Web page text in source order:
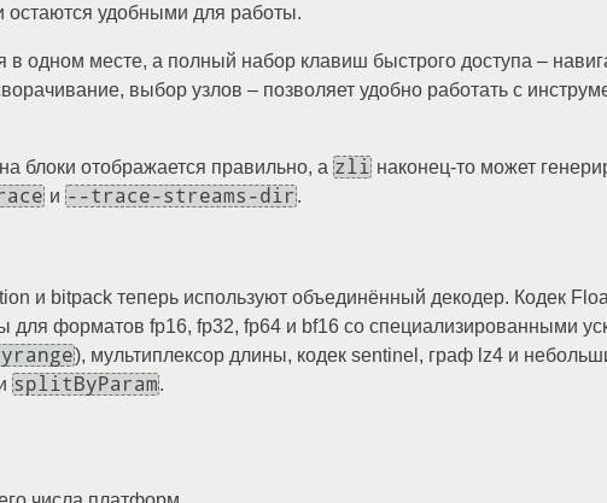
удобными для работы.
одном месте, а полный набор клавиш быстрого доступа –
выбор узлов – позволяет удобно работать с
блоки отображается правильно, а zli наконец-то может
и --trace-streams-dir .
и bitpack теперь используют объединённый декодер. Кодек
для форматов fp16, fp32, fp64 и bf16 со специализированными
), мультиплексор длины, кодек sentinel, граф lz4 и
splitByParam.